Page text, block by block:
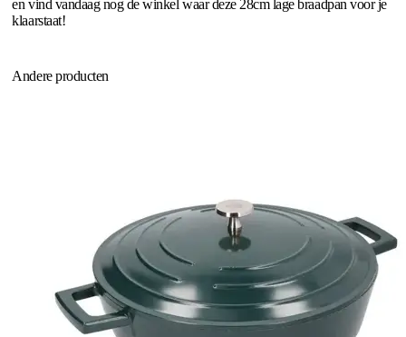
en vind vandaag nog de winkel waar deze 28cm lage braadpan voor je
klaarstaat!
Andere producten